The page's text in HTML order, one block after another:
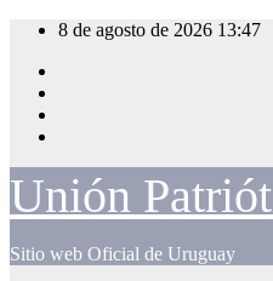
Saltar
contenido
8 de agosto de 2026 13:47
Unión
Sitio web Oficial de Uruguay